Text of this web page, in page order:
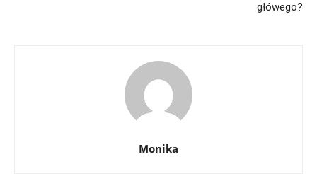
główego?
Monika